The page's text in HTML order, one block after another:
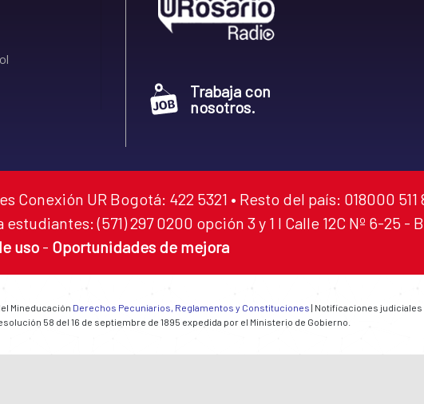
Trabaja con
nosotros.
Conexión UR Bogotá: 422 5321 • Resto del país: 018000 511
(571) 297 0200 opción 3 y 1 I Calle 12C Nº 6-25 -
uso - Oportunidades de mejora
Mineducación Derechos Pecuniarios, Reglamentos y Constituciones | Notificaciones judiciales
58 del 16 de septiembre de 1895 expedida por el Ministerio de Gobierno.